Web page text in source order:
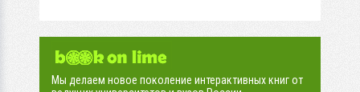
Мы делаем новое поколение интерактивных книг от